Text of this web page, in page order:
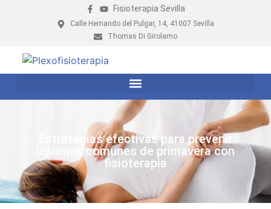
Fisioterapia Sevilla
Calle Hernando del Pulgar, 14, 41007 Sevilla
Thomas Di Girolamo
Estrategias efectivas para prevenir
lesiones comunes de primavera con
fisioterapia